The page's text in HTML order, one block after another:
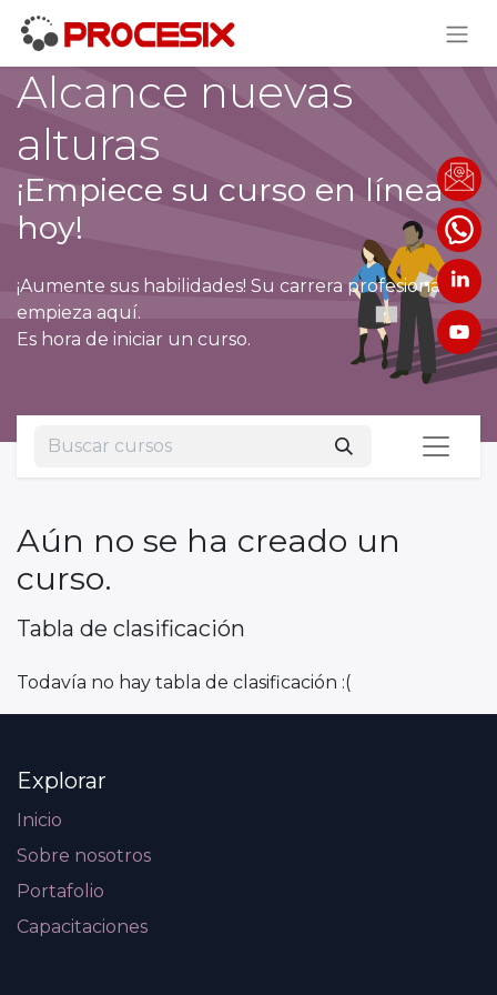
Alcance nuevas
alturas
¡Empiece su curso en línea
hoy!
¡Aumente sus habilidades! Su carrera profesional
empieza aquí.
Es hora de iniciar un curso.
Tabla de clasificación
Todavía no hay tabla de clasificación :(
Aún no se ha creado un
curso.
Explorar
Inicio
Sobre nosotros
Portafolio
Capacitaciones